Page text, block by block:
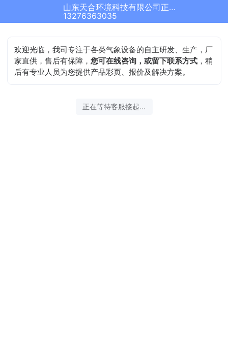
山东天合环境科技有限公司正在为您服务
13276363035
欢迎光临，我司专注于各类气象设备的自主研发、生产，厂
家直供，售后有保障，您可在线咨询，或留下联系方式 ，稍
后有专业人员为您提供产品彩页、报价及解决方案。
正在等待客服接起...